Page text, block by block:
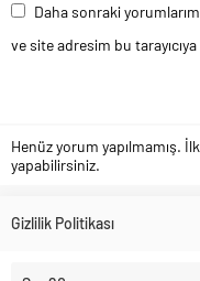
Daha sonraki
ve site adresim bu
Henüz yorum yapılmamış.
yapabilirsiniz.
Gizlilik Politikası